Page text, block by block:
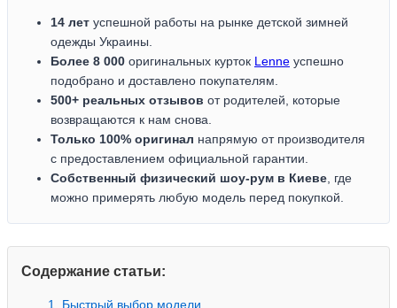
14 лет успешной работы на рынке детской зимней
одежды Украины.
Более 8 000 оригинальных курток Lenne успешно
подобрано и доставлено покупателям.
500+ реальных отзывов от родителей, которые
возвращаются к нам снова.
Только 100% оригинал напрямую от производителя
с предоставлением официальной гарантии.
Собственный физический шоу-рум в Киеве, где
можно примерять любую модель перед покупкой.
Содержание статьи:
1. Быстрый выбор модели